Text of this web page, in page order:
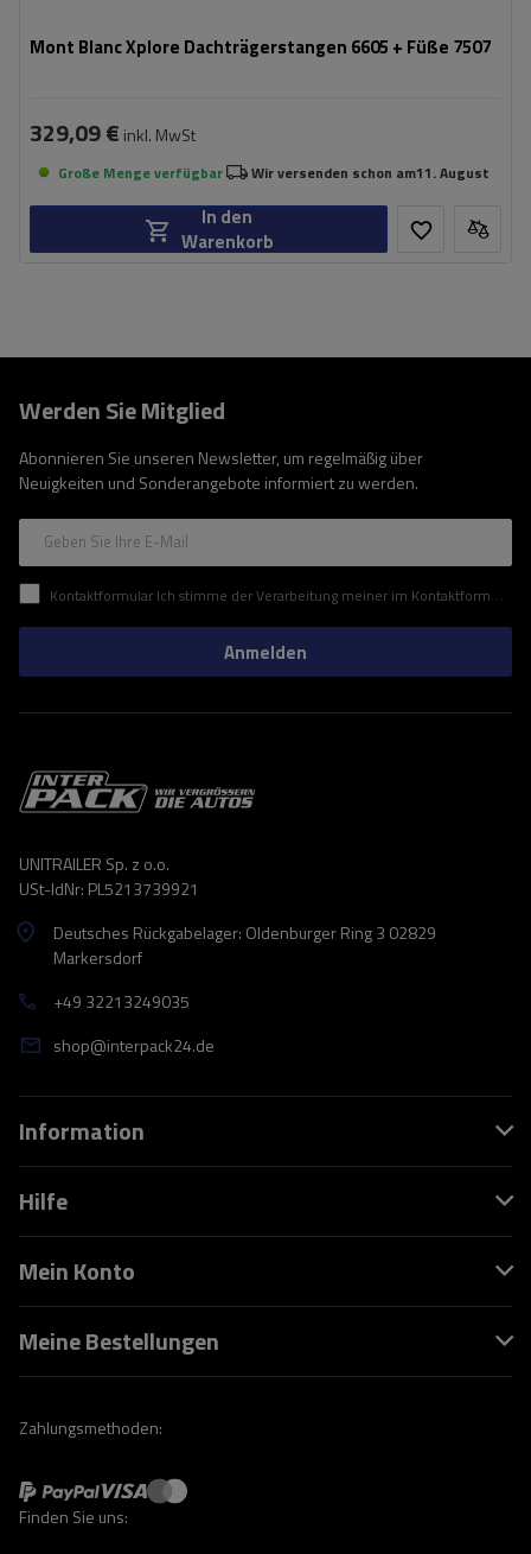
Mont Blanc Xplore Dachträgerstangen 6605 + Füße 7507
329,09 € inkl. MwSt
Große Menge verfügbar Wir versenden schon am11. August
In den
Warenkorb
Werden Sie Mitglied
Abonnieren Sie unseren Newsletter, um regelmäßig über
Neuigkeiten und Sonderangebote informiert zu werden.
Geben Sie Ihre E-Mail
Kontaktformular Ich stimme der Verarbeitung meiner im Kontaktformular enthaltenen personenbezogenen Daten gemäß der Verordnung (EU) des Europäischen Parlaments und des Rates zu.
Anmelden
UNITRAILER Sp. z o.o.
USt-IdNr: PL5213739921
Deutsches Rückgabelager: Oldenburger Ring 3 02829
Markersdorf
+49 32213249035
shop@interpack24.de
Information
Hilfe
Mein Konto
Meine Bestellungen
Zahlungsmethoden:
Finden Sie uns: